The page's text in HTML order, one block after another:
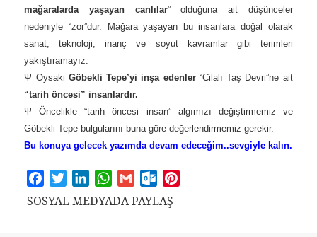
mağaralarda yaşayan canlılar” olduğuna ait düşünceler
nedeniyle “zor”dur. Mağara yaşayan bu insanlara doğal olarak
sanat, teknoloji, inanç ve soyut kavramlar gibi terimleri
yakıştıramayız.
Ψ Oysaki Göbekli Tepe’yi inşa edenler “Cilalı Taş Devri”ne ait
“tarih öncesi” insanlardır.
Ψ Öncelikle “tarih öncesi insan” algımızı değiştirmemiz ve
Göbekli Tepe bulgularını buna göre değerlendirmemiz gerekir.
Bu konuya gelecek yazımda devam edeceğim..sevgiyle kalın.
a
w
i
W
h
G
m
O
u
SOSYAL MEDYADA PAYLAŞ